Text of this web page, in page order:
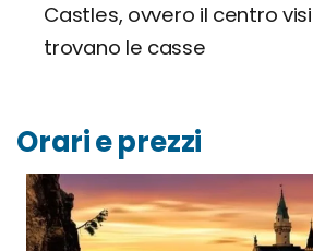
Castles, ovvero il centro
trovano le casse
Orari e prezzi